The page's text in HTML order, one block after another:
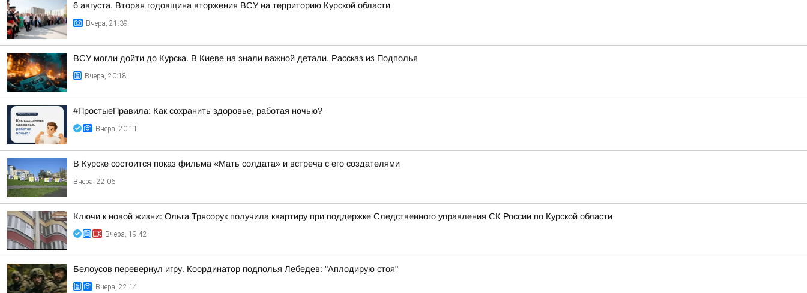
6 августа. Вторая годовщина вторжения ВСУ на территорию Курской области
Вчера, 21:39
ВСУ могли дойти до Курска. В Киеве на знали важной детали. Рассказ из Подполья
Вчера, 20:18
#ПростыеПравила: Как сохранить здоровье, работая ночью?
Вчера, 20:11
В Курске состоится показ фильма «Мать солдата» и встреча с его создателями
Вчера, 22:06
Ключи к новой жизни: Ольга Трясорук получила квартиру при поддержке Следственного управления СК России по Курской области
Вчера, 19:42
Белоусов перевернул игру. Координатор подполья Лебедев: "Аплодирую стоя"
Вчера, 22:14